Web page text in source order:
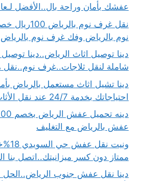
عفشك بأمان وراحة بال..الأفضل
نقل غرف نوم
نوم بالرياض وفك غرف نوم بالرياض
دينا توصيل اثاث الرياض..دينا
شاملة لنقل ثلاجات..غرف نوم..نقل
احتياجاتك بخدمة 24/7 عند نقل الأثاث
عفش بالرياض مع التغليف
ونيت
ممتاز دون كسر ميزانيتك..اتصل بنا
دينا نقل عفش جنوب الرياض..الحل